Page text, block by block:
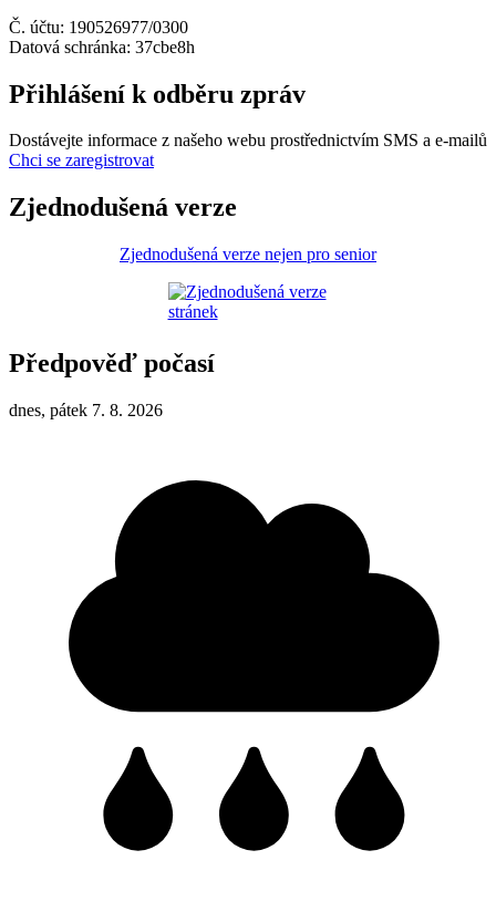
Č. účtu: 190526977/0300
Datová schránka: 37cbe8h
Přihlášení k odběru zpráv
Dostávejte informace z našeho webu prostřednictvím SMS a e-mailů
Chci se zaregistrovat
Zjednodušená verze
Zjednodušená verze nejen pro senior
Předpověď počasí
dnes, pátek 7. 8. 2026